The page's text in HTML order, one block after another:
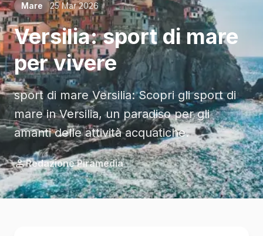
Mare 25 Mar 2026
Versilia: sport di mare
per vivere
sport di mare Versilia: Scopri gli sport di
mare in Versilia, un paradiso per gli
amanti delle attività acquatiche.
Redazione Piramedia